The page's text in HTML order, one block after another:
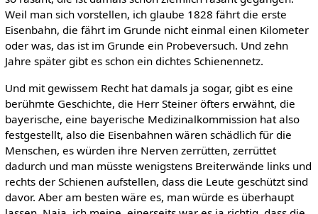
Weil man sich vorstellen, ich glaube 1828 fährt die erste
Eisenbahn, die fährt im Grunde nicht einmal einen Kilometer
oder was, das ist im Grunde ein Probeversuch. Und zehn
Jahre später gibt es schon ein dichtes Schienennetz.
Und mit gewissem Recht hat damals ja sogar, gibt es eine
berühmte Geschichte, die Herr Steiner öfters erwähnt, die
bayerische, eine bayerische Medizinalkommission hat also
festgestellt, also die Eisenbahnen wären schädlich für die
Menschen, es würden ihre Nerven zerrütten, zerrüttet
dadurch und man müsste wenigstens Breiterwände links und
rechts der Schienen aufstellen, dass die Leute geschützt sind
davor. Aber am besten wäre es, man würde es überhaupt